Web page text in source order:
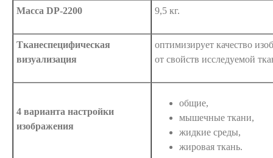
Масса DP-2200 9,5 кг.
Тканеспецифическая
визуализация
оптимизирует качество
от свойств исследуемой
4 варианта настройки
изображения
общие,
мышечные ткани,
жидкие среды,
жировая ткань.